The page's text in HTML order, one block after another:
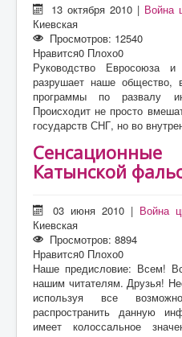
13 октября 2010 | Война
Киевская
Просмотров: 12540
Нравится0 Плохо0
Руководство Евросоюза
разрушает наше общество,
программы по развалу
Происходит не просто
государств СНГ, но во
Катынской
03 июня 2010 | Война
Киевская
Просмотров: 8894
Нравится0 Плохо0
Наше предисловие: Всем!
нашим читателям. Друзья!
используя все
распространить данную
имеет колоссальное